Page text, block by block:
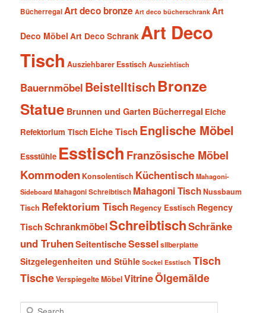
BücherregalArt deco bronze Art deco bücherschrank Art
Deco Möbel Art Deco Schrank Art Deco
Tisch Ausziehbarer Esstisch Ausziehtisch
Bauernmöbel Beistelltisch Bronze
Statue Brunnen und Garten Bücherregal Eiche
Refektorium Tisch Eiche Tisch Englische Möbel
Essstühle Esstisch Französische Möbel
Kommoden Konsolentisch Küchentisch Mahagoni-
SideboardMahagoni Schreibtisch Mahagoni TischNussbaum
Tisch Refektorium Tisch Regency Esstisch Regency
Tisch SchrankmöbelSchreibtischSchränke
und TruhenSeitentischeSesselsilberplatte
Sitzgelegenheiten und Stühle Sockel Esstisch Tisch
TischeVerspiegelte MöbelVitrineÖlgemälde